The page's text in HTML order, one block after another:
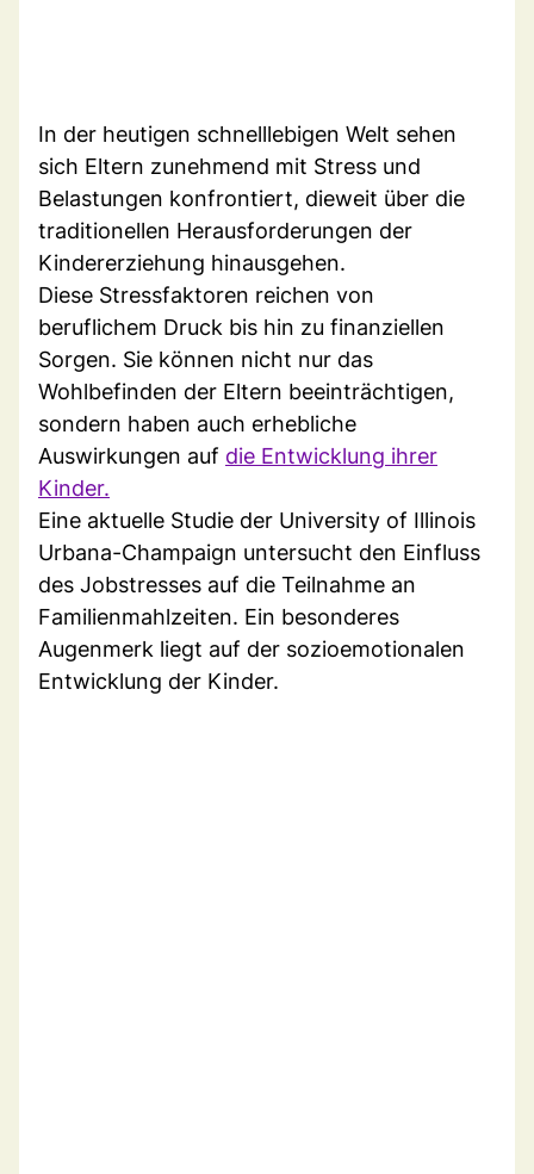
In der heutigen schnelllebigen Welt sehen
sich Eltern zunehmend mit Stress und
Belastungen konfrontiert, dieweit über die
traditionellen Herausforderungen der
Kindererziehung hinausgehen.
Diese Stressfaktoren reichen von
beruflichem Druck bis hin zu finanziellen
Sorgen. Sie können nicht nur das
Wohlbefinden der Eltern beeinträchtigen,
sondern haben auch erhebliche
Auswirkungen auf die Entwicklung ihrer
Kinder.
Eine aktuelle Studie der University of Illinois
Urbana-Champaign untersucht den Einfluss
des Jobstresses auf die Teilnahme an
Familienmahlzeiten. Ein besonderes
Augenmerk liegt auf der sozioemotionalen
Entwicklung der Kinder.